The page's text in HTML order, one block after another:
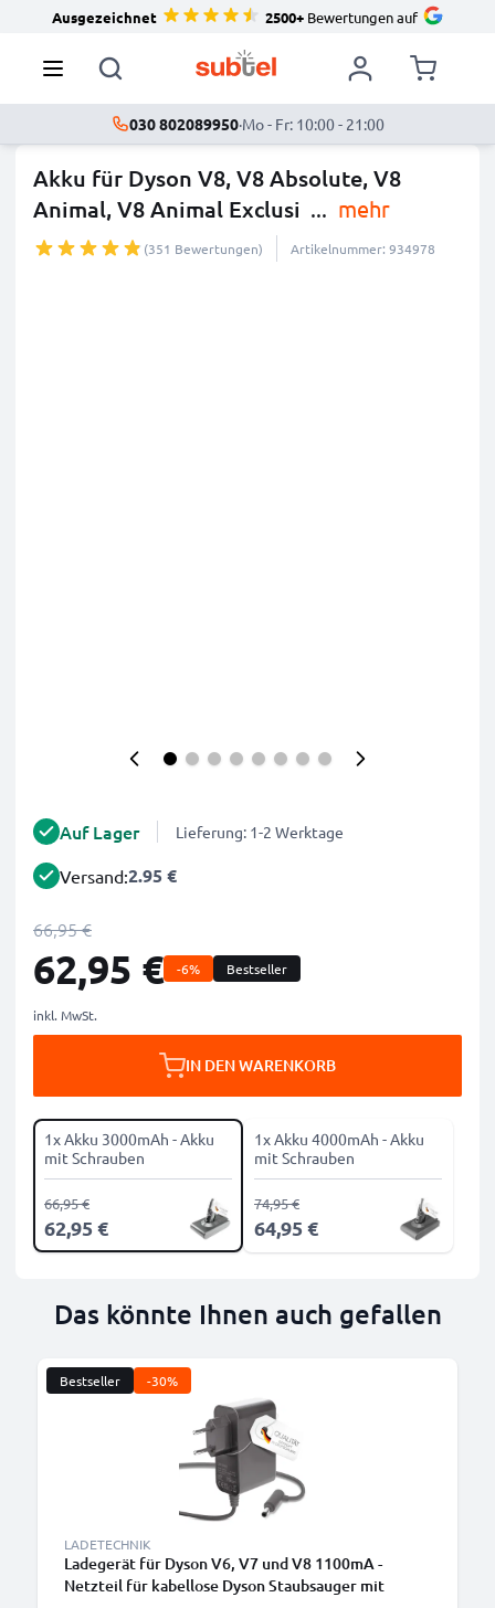
Ausgezeichnet 2500+Bewertungen auf
030 802089950·Mo - Fr: 10:00 - 21:00
Akku für Dyson V8, V8 Absolute, V8
Animal, V8 Animal Exclusi ... mehr
(351 Bewertungen) Artikelnummer: 934978
Auf Lager Lieferung: 1-2 Werktage
Versand:2.95 €
66,95 €
62,95 € -6% Bestseller
inkl. MwSt.
IN DEN WARENKORB
1x Akku 3000mAh - Akku
mit Schrauben
62,95 €
66,95 €
1x Akku 4000mAh - Akku
mit Schrauben
64,95 €
74,95 €
Das könnte Ihnen auch gefallen
Bestseller -30%
LADETECHNIK
Ladegerät für Dyson V6, V7 und V8 1100mA -
Netzteil für kabellose Dyson Staubsauger mit